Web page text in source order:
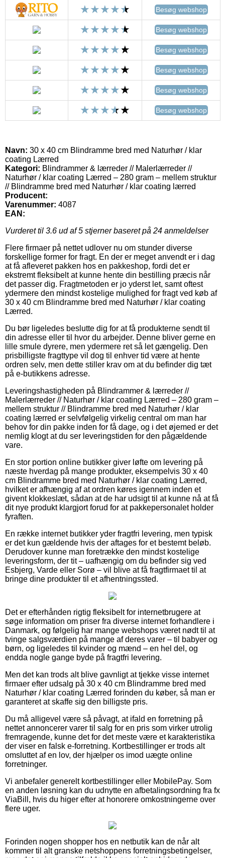
Besøg webshop
Besøg webshop
Besøg webshop
Besøg webshop
Besøg webshop
Besøg webshop
Navn: 30 x 40 cm Blindramme bred med Naturhør / klar
coating Lærred
Kategori: Blindrammer & lærreder // Malerlærreder //
Naturhør / klar coating Lærred – 280 gram – mellem struktur
// Blindramme bred med Naturhør / klar coating lærred
Producent:
Varenummer: 4087
EAN:
Vurderet til 3.6 ud af 5 stjerner baseret på 24 anmeldelser
Flere firmaer på nettet udlover nu om stunder diverse
forskellige former for fragt. En der er meget anvendt er i dag
at få afleveret pakken hos en pakkeshop, fordi det er
ekstremt fleksibelt at kunne hente din bestilling præcis når
det passer dig. Fragtmetoden er jo yderst let, samt oftest
ydermere den mindst kostelige mulighed for fragt ved køb af
30 x 40 cm Blindramme bred med Naturhør / klar coating
Lærred.
Du bør ligeledes beslutte dig for at få produkterne sendt til
din adresse eller til hvor du arbejder. Denne bliver gerne en
lille smule dyrere, men ydermere ret så let gængelig. Den
prisbilligste fragttype vil dog til enhver tid være at hente
ordren selv, men dette stiller krav om at du befinder dig tæt
på e-butikkens adresse.
Leveringshastigheden på Blindrammer & lærreder //
Malerlærreder // Naturhør / klar coating Lærred – 280 gram –
mellem struktur // Blindramme bred med Naturhør / klar
coating lærred er selvfølgelig virkelig central om man har
behov for din pakke inden for få dage, og i det øjemed er det
nemlig klogt at du ser leveringstiden for den pågældende
vare.
En stor portion online butikker giver løfte om levering på
næste hverdag på mange produkter, eksempelvis 30 x 40
cm Blindramme bred med Naturhør / klar coating Lærred,
hvilket er afhængig af at ordren køres igennem inden et
givent klokkeslæt, sådan at de har udsigt til at kunne nå at få
dit nye produkt klargjort forud for at pakkepersonalet holder
fyraften.
En række internet butikker yder fragtfri levering, men typisk
er det kun gældende hvis der aftages for et bestemt beløb.
Derudover kunne man foretrække den mindst kostelige
leveringsform, der tit – uafhængig om du befinder sig ved
Esbjerg, Varde eller Sorø – vil blive at få fragtfirmaet til at
bringe dine produkter til et afhentningssted.
Det er efterhånden rigtig fleksibelt for internetbrugere at
søge information om priser fra diverse internet forhandlere i
Danmark, og følgelig har mange webshops været nødt til at
tvinge salgsværdien på mange af deres varer – til babyer og
børn, og ligeledes til kvinder og mænd – en hel del, og
endda nogle gange byde på fragtfri levering.
Men det kan trods alt blive gavnligt at tjekke visse internet
firmaer efter udsalg på 30 x 40 cm Blindramme bred med
Naturhør / klar coating Lærred forinden du køber, så man er
garanteret at skaffe sig den billigste pris.
Du må alligevel være så påvagt, at ifald en forretning på
nettet annoncerer varer til salg for en pris som virker utrolig
fremragende, kunne det for det meste være et karakteristika
der viser en falsk e-forretning. Kortbestillinger er trods alt
omsluttet af en lov, der hjælper os imod uægte online
forretninger.
Vi anbefaler generelt kortbestillinger eller MobilePay. Som
en anden løsning kan du udnytte en afbetalingsordning fra fx
ViaBill, hvis du higer efter at honorere omkostningerne over
flere uger.
Forinden nogen shopper hos en netbutik kan de når alt
kommer til alt granske netshoppens forretningsbetingelser,